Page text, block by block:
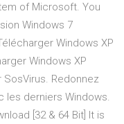
of Microsoft. You
Windows 7
Windows XP
Windows XP
Redonnez
les derniers Windows.
[32 & 64 Bit] It is